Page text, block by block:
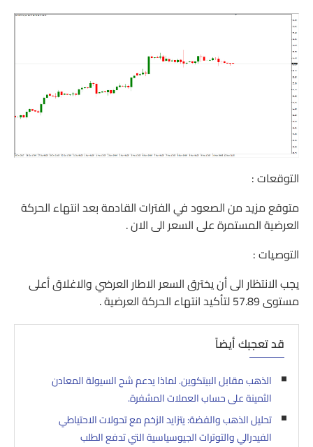
التوقعات :
متوقع مزيد من الصعود في الفترات القادمة بعد انتهاء الحركة
العرضية المستمرة على السعر الى الان .
التوصيات :
يجب الانتظار الى أن يخترق السعر الاطار العرضي والاغلاق أعلى
مستوى 57.89 لتأكيد انتهاء الحركة العرضية .
قد تعجبك أيضاً
الذهب مقابل البيتكوين. لماذا يدعم شح السيولة المعادن
الثمينة على حساب العملات المشفرة.
تحليل الذهب والفضة: يتزايد الزخم مع تحولات الاحتياطي
الفيدرالي والتوترات الجيوسياسية التي تدفع الطلب